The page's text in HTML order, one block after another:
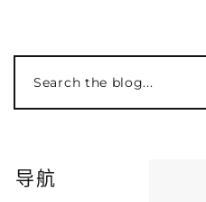
Search the blog...
导航